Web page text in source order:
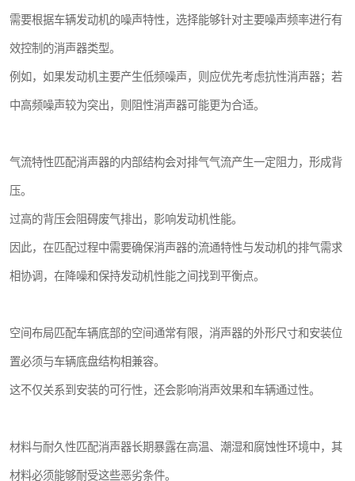
需要根据车辆发动机的噪声特性，选择能够针对主要噪声频率进行有
效控制的消声器类型。
例如，如果发动机主要产生低频噪声，则应优先考虑抗性消声器；若
中高频噪声较为突出，则阻性消声器可能更为合适。
气流特性匹配消声器的内部结构会对排气气流产生一定阻力，形成背
压。
过高的背压会阻碍废气排出，影响发动机性能。
因此，在匹配过程中需要确保消声器的流通特性与发动机的排气需求
相协调，在降噪和保持发动机性能之间找到平衡点。
空间布局匹配车辆底部的空间通常有限，消声器的外形尺寸和安装位
置必须与车辆底盘结构相兼容。
这不仅关系到安装的可行性，还会影响消声效果和车辆通过性。
材料与耐久性匹配消声器长期暴露在高温、潮湿和腐蚀性环境中，其
材料必须能够耐受这些恶劣条件。